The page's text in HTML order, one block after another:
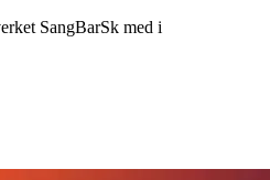
SangBarSk med i